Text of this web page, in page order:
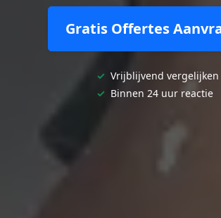
Gratis Offertes
✓ Vrijblijvend vergelijken
✓ Binnen 24 uur reactie